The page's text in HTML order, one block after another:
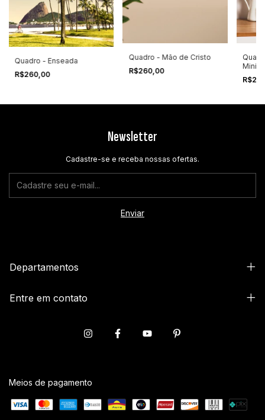
Quadro - Enseada
R$260,00
Quadro - Mão de Cristo
R$260,00
Newsletter
Cadastre-se e receba nossas ofertas.
Departamentos
Entre em contato
Meios de pagamento